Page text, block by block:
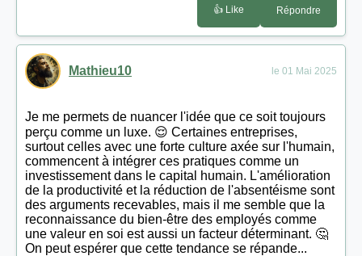
👍 Like Répondre
Mathieu10 le 01 Mai 2025
Je me permets de nuancer l'idée que ce soit toujours
perçu comme un luxe. 😌 Certaines entreprises,
surtout celles avec une forte culture axée sur l'humain,
commencent à intégrer ces pratiques comme un
investissement dans le capital humain. L'amélioration
de la productivité et la réduction de l'absentéisme sont
des arguments recevables, mais il me semble que la
reconnaissance du bien-être des employés comme
une valeur en soi est aussi un facteur déterminant. 🤔
On peut espérer que cette tendance se répande...